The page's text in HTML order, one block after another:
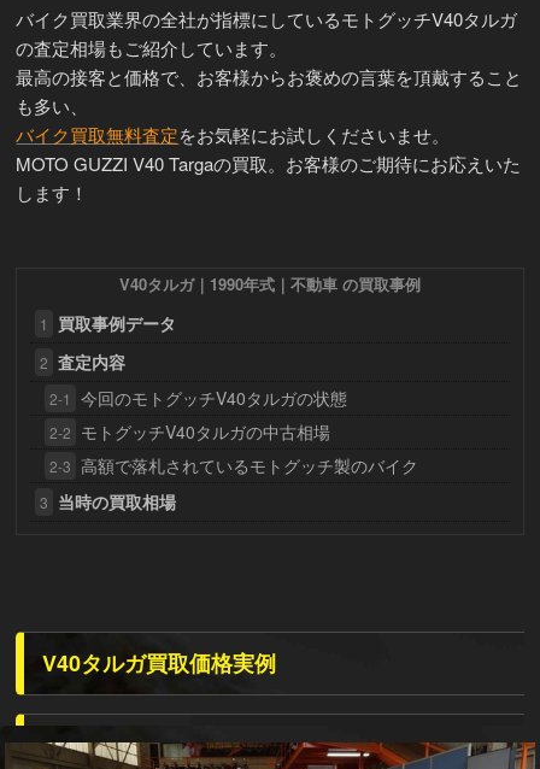
バイク買取業界の全社が指標にしているモトグッチV40タルガ
の査定相場もご紹介しています。
最高の接客と価格で、お客様からお褒めの言葉を頂戴すること
も多い、
バイク買取無料査定をお気軽にお試しくださいませ。
MOTO GUZZI V40 Targaの買取。お客様のご期待にお応えいた
します！
V40タルガ｜1990年式｜不動車 の買取事例
1 買取事例データ
2 査定内容
2-1 今回のモトグッチV40タルガの状態
2-2 モトグッチV40タルガの中古相場
2-3 高額で落札されているモトグッチ製のバイク
3 当時の買取相場
V40タルガ買取価格実例